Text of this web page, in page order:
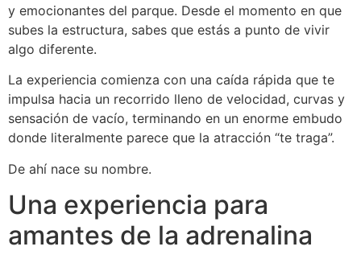
y emocionantes del parque. Desde el momento en que
subes la estructura, sabes que estás a punto de vivir
algo diferente.
La experiencia comienza con una caída rápida que te
impulsa hacia un recorrido lleno de velocidad, curvas y
sensación de vacío, terminando en un enorme embudo
donde literalmente parece que la atracción “te traga”.
De ahí nace su nombre.
Una experiencia para
amantes de la adrenalina